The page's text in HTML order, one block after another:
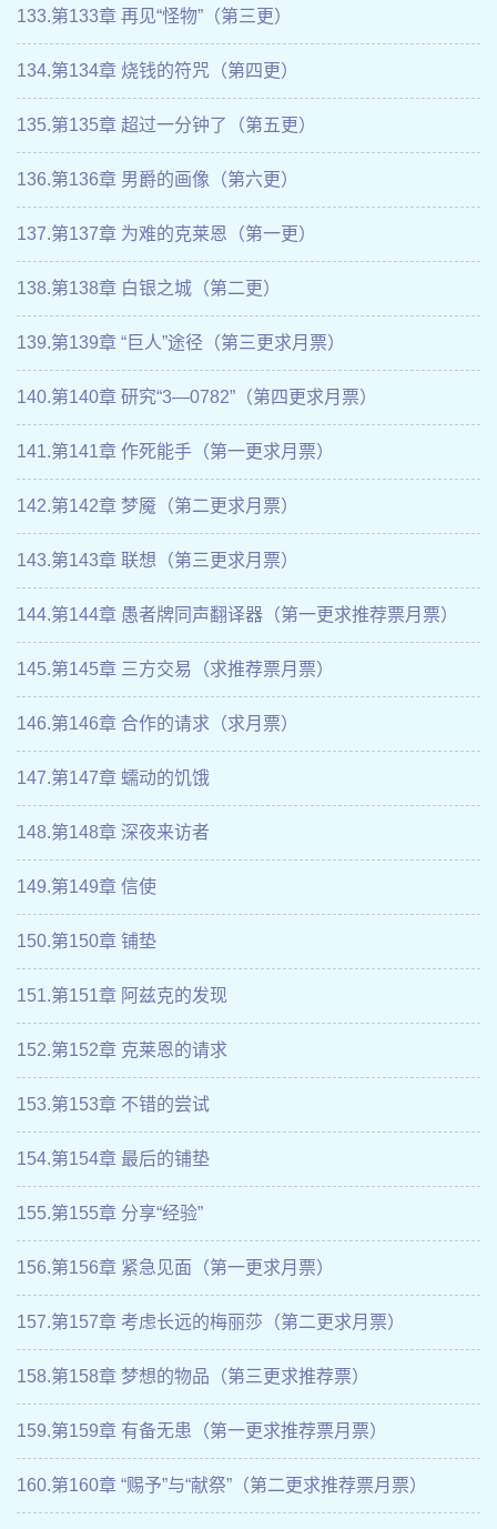
133.第133章 再见“怪物”（第三更）
134.第134章 烧钱的符咒（第四更）
135.第135章 超过一分钟了（第五更）
136.第136章 男爵的画像（第六更）
137.第137章 为难的克莱恩（第一更）
138.第138章 白银之城（第二更）
139.第139章 “巨人”途径（第三更求月票）
140.第140章 研究“3—0782”（第四更求月票）
141.第141章 作死能手（第一更求月票）
142.第142章 梦魇（第二更求月票）
143.第143章 联想（第三更求月票）
144.第144章 愚者牌同声翻译器（第一更求推荐票月票）
145.第145章 三方交易（求推荐票月票）
146.第146章 合作的请求（求月票）
147.第147章 蠕动的饥饿
148.第148章 深夜来访者
149.第149章 信使
150.第150章 铺垫
151.第151章 阿兹克的发现
152.第152章 克莱恩的请求
153.第153章 不错的尝试
154.第154章 最后的铺垫
155.第155章 分享“经验”
156.第156章 紧急见面（第一更求月票）
157.第157章 考虑长远的梅丽莎（第二更求月票）
158.第158章 梦想的物品（第三更求推荐票）
159.第159章 有备无患（第一更求推荐票月票）
160.第160章 “赐予”与“献祭”（第二更求推荐票月票）